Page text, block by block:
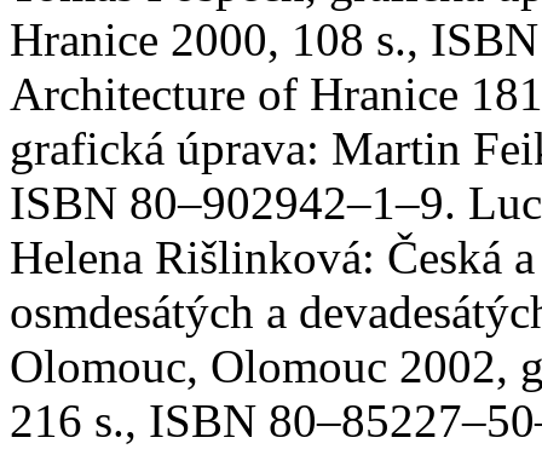
Hranice 2000, 108 s.,
Architecture of Hranice
grafická úprava: Martin
ISBN 80–902942–1–9.
Helena Rišlinková: Česká
osmdesátých a
Olomouc, Olomouc 2002,
216 s., ISBN